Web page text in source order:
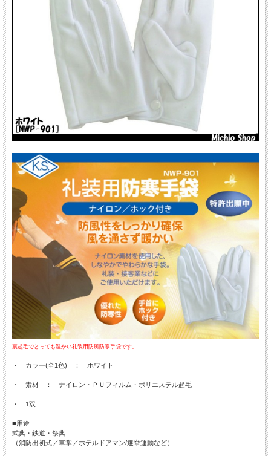
裏起毛でとっても温かい礼装用防風防寒手袋です。
・ カラー(全1色) ： ホワイト
・ 素材 ： ナイロン・ＰＵフィルム・ポリエステル起毛
・ 1双
■用途
式典・鉄道・祭典
（消防出初式／車掌／ホテルドアマン/選挙運動など）